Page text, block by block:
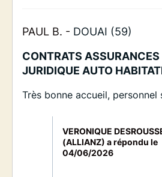
PAUL B. - DOUAI (59)
CONTRATS
JURIDIQUE AUTO
Très bonne accueil, personnel
VERONIQUE
(ALLIANZ) a répondu le
04/06/2026